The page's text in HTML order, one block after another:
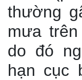
thường
mưa
do đó
hạn cục